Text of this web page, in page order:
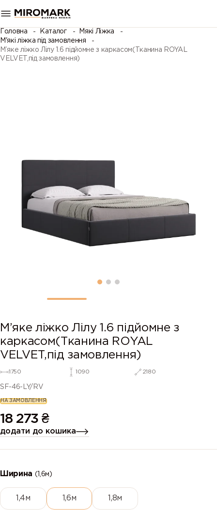
Головна Каталог
Мякі Ліжка
М'які ліжка під замовлення
М’яке ліжко Лілу 1.6 підйомне з каркасом(Тканина ROYAL
VELVET,під замовлення)
М’яке ліжко Лілу 1.6 підйомне з
каркасом(Тканина ROYAL
VELVET,під замовлення)
1750 1090 2180
SF-46-LY/RV
НА ЗАМОВЛЕННЯ
18 273 ₴
додати до кошика
Ширина (1,6м)
1,4м 1,6м 1,8м